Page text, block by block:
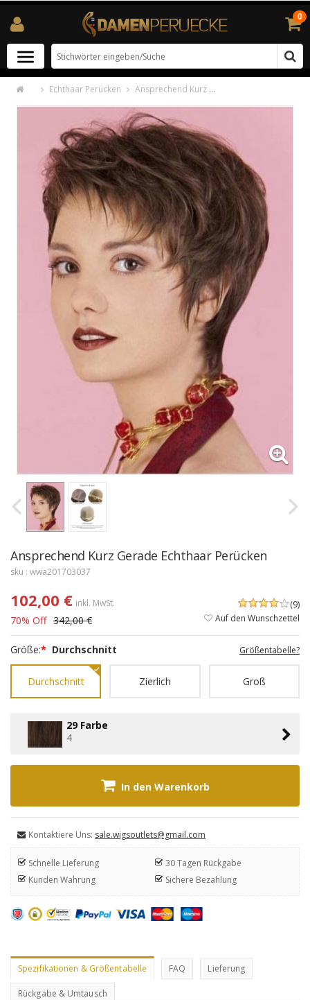
0
Echthaar Perücken Ansprechend Kurz Gerade Echthaar Perücken
Ansprechend Kurz Gerade Echthaar Perücken
sku : wwa201703037
102,00 € inkl. MwSt.
70% Off 342,00 €
(9)
Auf den Wunschzettel
Größe:* Durchschnitt Größentabelle?
Durchschnitt Zierlich Groß
29 Farbe
4
In den Warenkorb
Kontaktiere Uns: sale.wigsoutlets@gmail.com
Schnelle Lieferung
30 Tagen Rückgabe
Kunden Wahrung
Sichere Bezahlung
Spezifikationen & Größentabelle FAQ Lieferung
Rückgabe & Umtausch